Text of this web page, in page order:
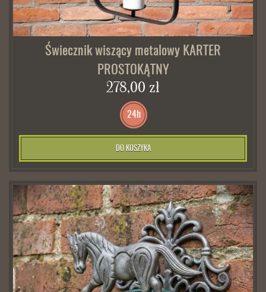
Świecznik wiszący metalowy KARTER
PROSTOKĄTNY
278,00 zł
24h
DO KOSZYKA